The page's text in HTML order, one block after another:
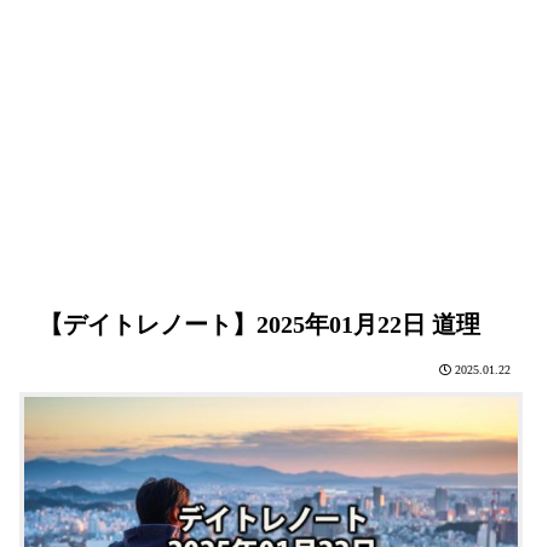
【デイトレノート】2025年01月22日 道理
2025.01.22